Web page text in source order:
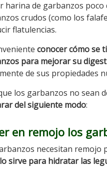
harina de garbanzos poco
crudos (como los
flatulencias.
conocer cómo se
para mejorar su
de sus propiedades
los garbanzos no sean
del siguiente modo:
en remojo los
necesitan remojo
sirve para hidratar las